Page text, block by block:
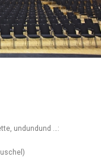
undundund …: